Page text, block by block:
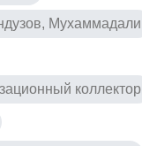
Мухаммадали
коллектор